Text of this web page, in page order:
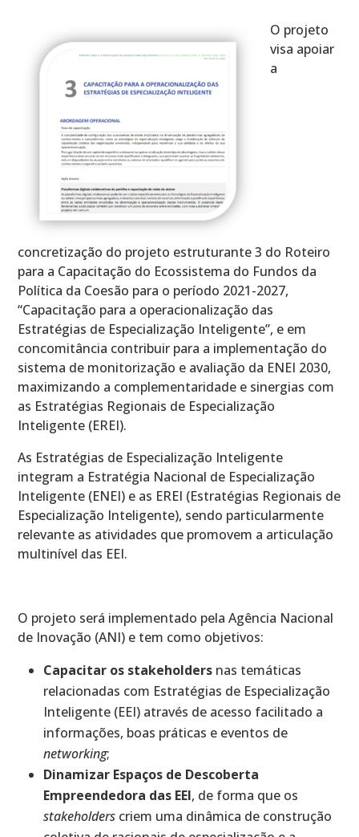
O projeto
visa apoiar
a
concretização do projeto estruturante 3 do Roteiro
para a Capacitação do Ecossistema do Fundos da
Política da Coesão para o período 2021-2027,
“Capacitação para a operacionalização das
Estratégias de Especialização Inteligente”, e em
concomitância contribuir para a implementação do
sistema de monitorização e avaliação da ENEI 2030,
maximizando a complementaridade e sinergias com
as Estratégias Regionais de Especialização
Inteligente (EREI).
As Estratégias de Especialização Inteligente
integram a Estratégia Nacional de Especialização
Inteligente (ENEI) e as EREI (Estratégias Regionais de
Especialização Inteligente), sendo particularmente
relevante as atividades que promovem a articulação
multinível das EEI.
O projeto será implementado pela Agência Nacional
de Inovação (ANI) e tem como objetivos:
Capacitar os stakeholders nas temáticas
relacionadas com Estratégias de Especialização
Inteligente (EEI) através de acesso facilitado a
informações, boas práticas e eventos de
networking;
Dinamizar Espaços de Descoberta
Empreendedora das EEI, de forma que os
stakeholders criem uma dinâmica de construção